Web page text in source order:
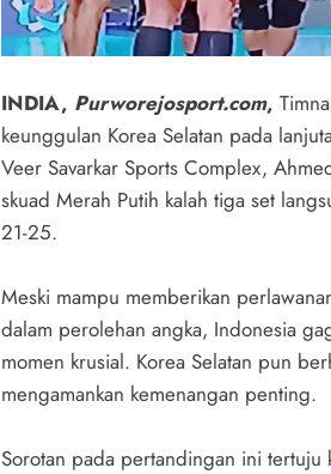
INDIA, Purworejosport.com,
keunggulan Korea Selatan pada
Veer Savarkar Sports Complex,
skuad Merah Putih kalah tiga set
21-25.
Meski mampu memberikan
dalam perolehan angka, Indonesia
momen krusial. Korea Selatan pun
mengamankan kemenangan penting.
Sorotan pada pertandingan ini